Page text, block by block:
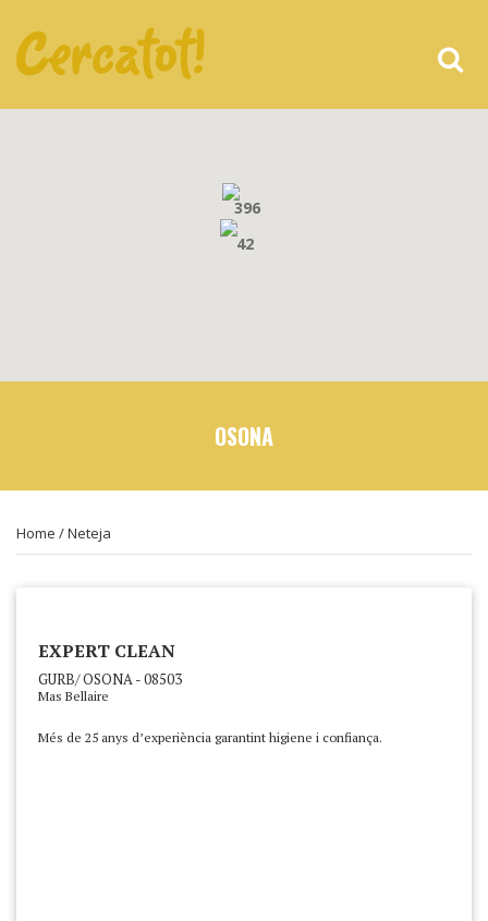
396
42
OSONA
Home /Neteja
EXPERT CLEAN
GURB/ OSONA - 08503
Mas Bellaire
Més de 25 anys d’experiència garantint higiene i confiança.